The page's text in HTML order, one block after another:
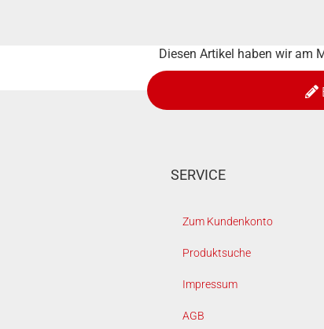
Diesen Artikel haben wir am
SERVICE
Zum Kundenkonto
Produktsuche
Impressum
AGB